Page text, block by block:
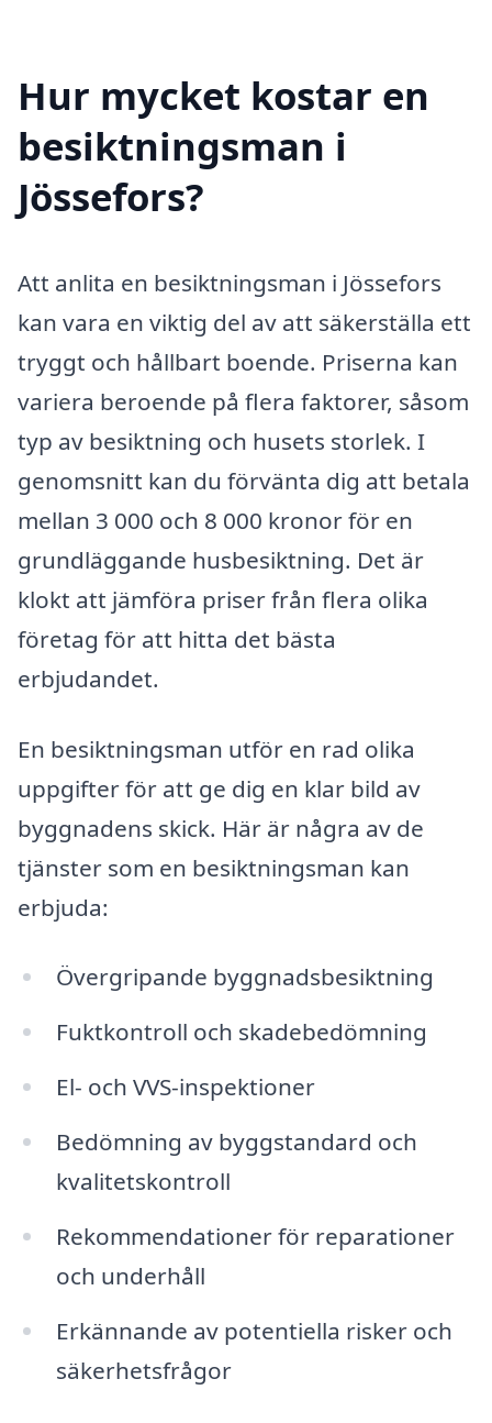
Hur mycket kostar en
besiktningsman i
Jössefors?
Att anlita en besiktningsman i Jössefors
kan vara en viktig del av att säkerställa ett
tryggt och hållbart boende. Priserna kan
variera beroende på flera faktorer, såsom
typ av besiktning och husets storlek. I
genomsnitt kan du förvänta dig att betala
mellan 3 000 och 8 000 kronor för en
grundläggande husbesiktning. Det är
klokt att jämföra priser från flera olika
företag för att hitta det bästa
erbjudandet.
En besiktningsman utför en rad olika
uppgifter för att ge dig en klar bild av
byggnadens skick. Här är några av de
tjänster som en besiktningsman kan
erbjuda:
Övergripande byggnadsbesiktning
Fuktkontroll och skadebedömning
El- och VVS-inspektioner
Bedömning av byggstandard och
kvalitetskontroll
Rekommendationer för reparationer
och underhåll
Erkännande av potentiella risker och
säkerhetsfrågor